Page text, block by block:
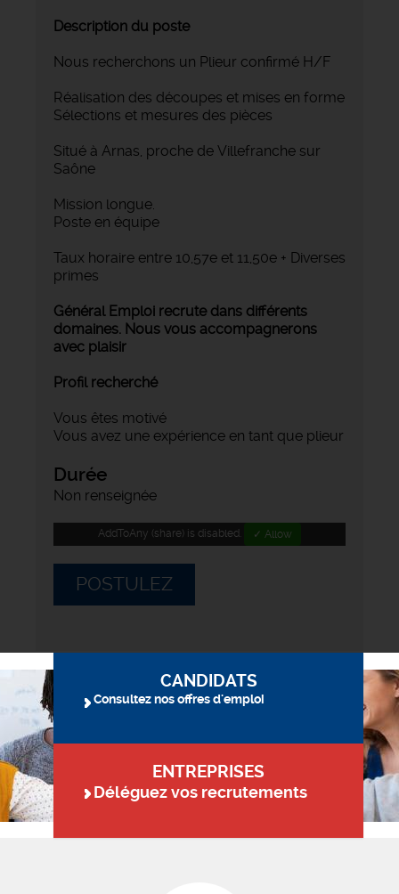
Description du poste
Nous recherchons un Plieur confirmé H/F
‍Réalisation des découpes et mises en forme
‍Sélections et mesures des pièces
Situé à Arnas, proche de Villefranche sur
Saône
Mission longue.
Poste en équipe
Taux horaire entre 10,57e et 11,50e + Diverses
primes
Général Emploi recrute dans différents
domaines. Nous vous accompagnerons
avec plaisir
Profil recherché
Vous êtes motivé
Vous avez une expérience en tant que plieur
Durée
Non renseignée
AddToAny (share) is disabled. ✓ Allow
POSTULEZ
CANDIDATS
Consultez nos offres d'emploi
ENTREPRISES
Déléguez vos recrutements